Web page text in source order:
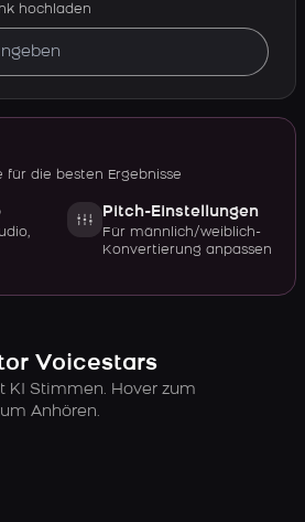
hochladen
für die besten Ergebnisse
Pitch-Einstellungen
Für männlich/weiblich-
Konvertierung anpassen
Voicestars
KI Stimmen. Hover zum
Anhören.